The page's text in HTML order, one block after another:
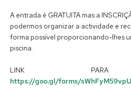
A entrada é GRATUITA mas a
podermos organizar a actividade e
forma possível proporcionando-lhes
piscina.
LINK PARA
https://goo.gl/forms/